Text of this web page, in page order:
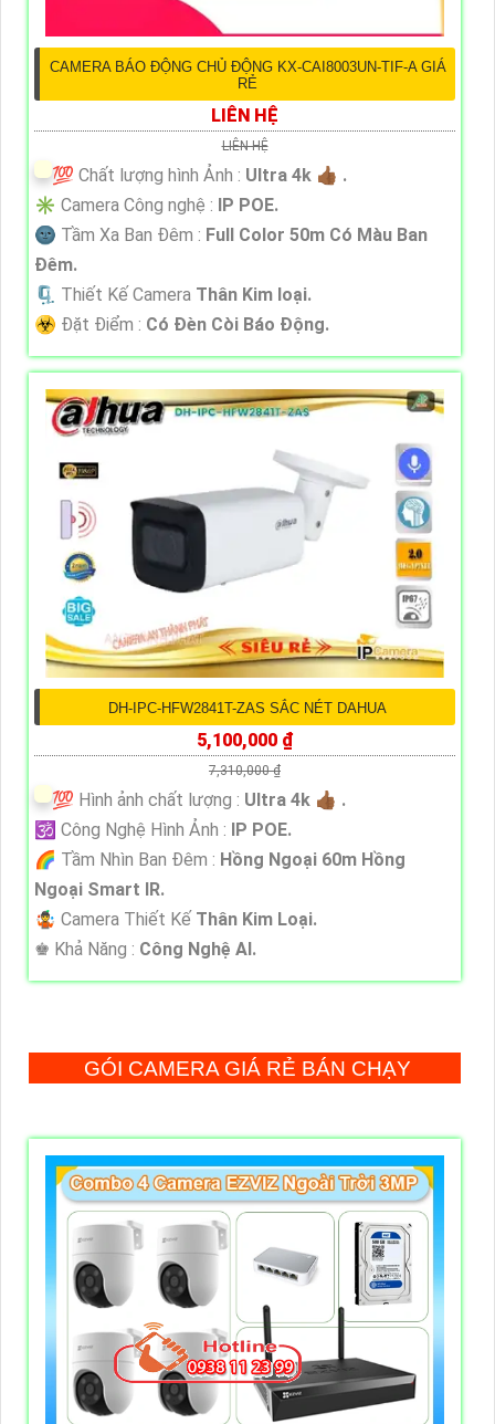
CAMERA BÁO ĐỘNG CHỦ ĐỘNG KX-CAI8003UN-TIF-A GIÁ
RẺ
LIÊN HỆ
LIÊN HỆ
💯 Chất lượng hình Ảnh : Ultra 4k 👍🏾 .
✳️ Camera Công nghệ : IP POE.
🌚 Tầm Xa Ban Đêm : Full Color 50m Có Màu Ban
Ðêm.
🗜️ Thiết Kế Camera Thân Kim loại.
️☣️ Đặt Điểm : Có Ðèn Còi Báo Động.
DH-IPC-HFW2841T-ZAS SẮC NÉT DAHUA
5,100,000 ₫
7,310,000 ₫
💯 Hình ảnh chất lượng : Ultra 4k 👍🏾 .
🕉️ Công Nghệ Hình Ảnh : IP POE.
🌈 Tầm Nhìn Ban Đêm : Hồng Ngoại 60m Hồng
Ngoại Smart IR.
🤹 Camera Thiết Kế Thân Kim Loại.
️♚ Khả Năng : Công Nghệ AI.
GÓI CAMERA GIÁ RẺ BÁN CHẠY